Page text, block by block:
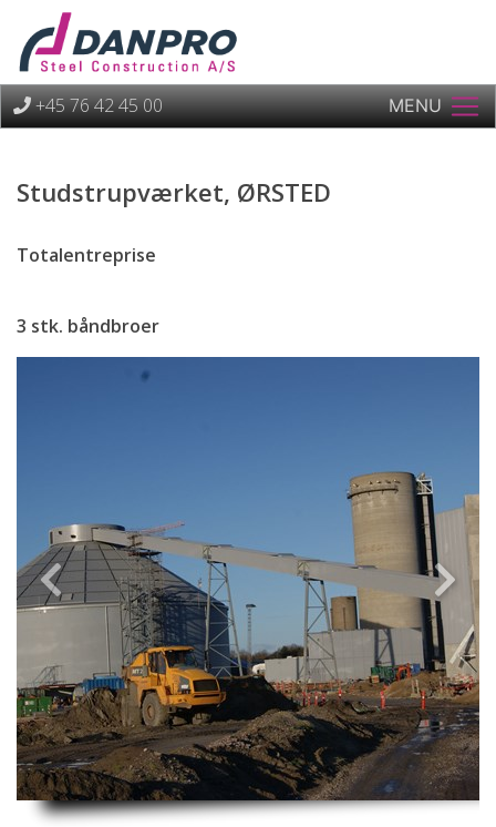
+45 76 42 45 00 MENU
Studstrupværket, ØRSTED
Totalentreprise
3 stk. båndbroer
Previous Next